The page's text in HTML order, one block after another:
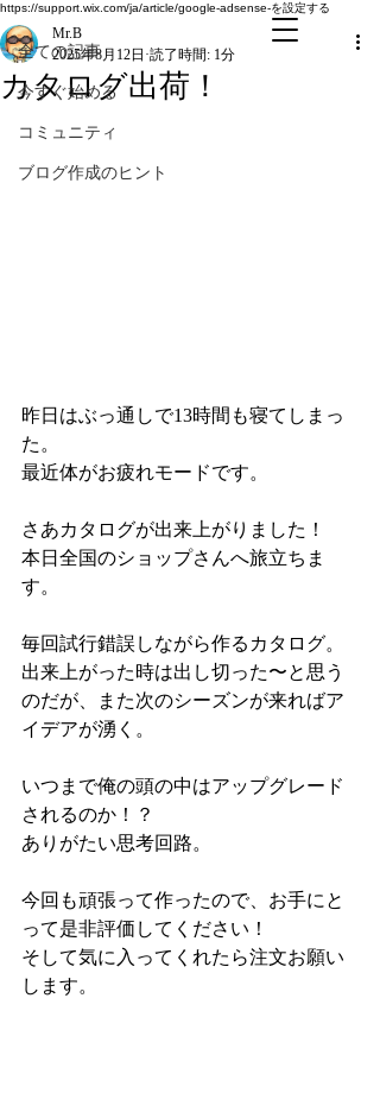
https://support.wix.com/ja/article/google-adsense-を設定する
全ての記事
今すぐ始める
コミュニティ
ブログ作成のヒント
カタログ出荷！
Mr.B
2025年8月12日 読了時間: 1分
昨日はぶっ通しで13時間も寝てしまっ
た。
最近体がお疲れモードです。
さあカタログが出来上がりました！
本日全国のショップさんへ旅立ちま
す。
毎回試行錯誤しながら作るカタログ。
出来上がった時は出し切った〜と思う
のだが、また次のシーズンが来ればア
イデアが湧く。
いつまで俺の頭の中はアップグレード
されるのか！？
ありがたい思考回路。
今回も頑張って作ったので、お手にと
って是非評価してください！
そして気に入ってくれたら注文お願い
します。